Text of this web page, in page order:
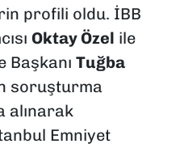
profili oldu. İBB
Oktay Özel ile
Başkanı Tuğba
soruşturma
alınarak
Emniyet